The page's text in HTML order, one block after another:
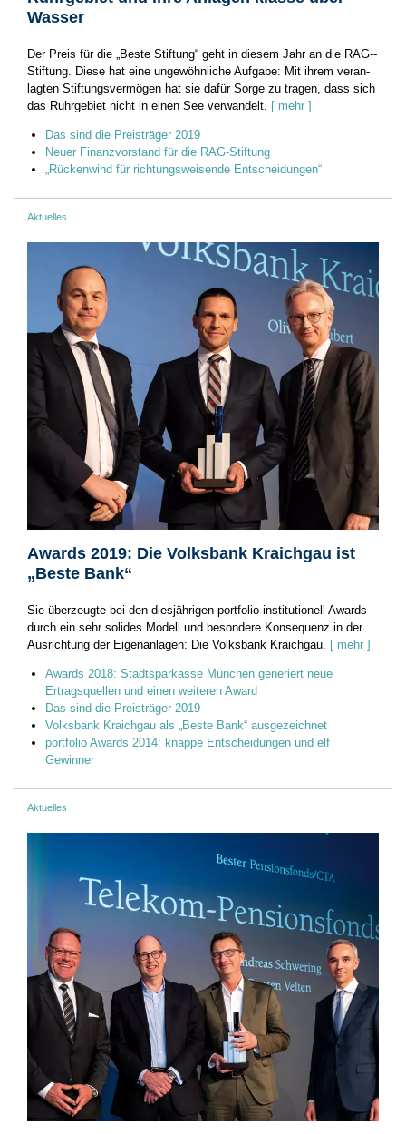
Wasser
Der Preis für die „Beste Stiftung“ geht in diesem Jahr an die RAG-­
Stiftung. Diese hat eine ungewöhnliche Aufgabe: Mit ihrem ­veran­
lagten Stiftungsvermögen hat sie dafür Sorge zu tragen, dass sich
das Ruhrgebiet nicht in einen See verwandelt. [ mehr ]
Das sind die Preisträger 2019
Neuer Finanzvorstand für die RAG-Stiftung
„Rückenwind für richtungsweisende Entscheidungen“
Aktuelles
Awards 2019: Die Volksbank Kraichgau ist
„Beste Bank“
Sie überzeugte bei den diesjährigen portfolio institutionell Awards
durch ein sehr solides Modell und besondere ­Konsequenz in der
Ausrichtung der Eigenanlagen: Die Volksbank ­Kraichgau. [ mehr ]
Awards 2018: Stadtsparkasse München generiert neue
Ertragsquellen und einen weiteren Award
Das sind die Preisträger 2019
Volksbank Kraichgau als „Beste Bank“ ausgezeichnet
portfolio Awards 2014: knappe Entscheidungen und elf
Gewinner
Aktuelles